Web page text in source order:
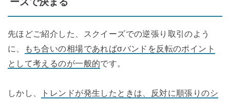
先ほどご紹介した、スクイーズでの逆張り取引のよう
に、
もち合いの相場であればσバンドを反転のポイント
として考えるのが一般的です。
しかし、
トレンドが発生したときは、反対に順張りのシ